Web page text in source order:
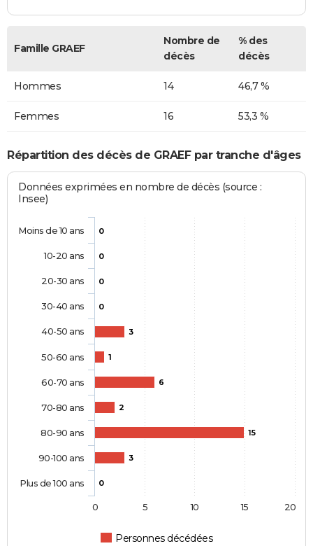
Famille GRAEF
Nombre de
décès
% des
décès
Hommes 14 46,7 %
Femmes 16 53,3 %
Répartition des décès de GRAEF par tranche d'âges
Données exprimées en nombre de décès (source :
Insee)
0
0
0
0
3
1
6
2
15
3
0
Personnes décédées
Moins de 10 ans
10-20 ans
20-30 ans
30-40 ans
40-50 ans
50-60 ans
60-70 ans
70-80 ans
80-90 ans
90-100 ans
Plus de 100 ans
0 5 10 15 20